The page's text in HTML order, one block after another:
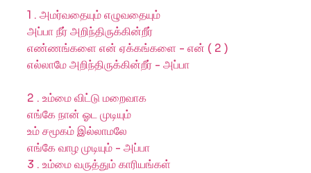
1 . அமர்வதையும் எழுவதையும்
அப்பா நீர் அறிந்திருக்கின்றீர்
எண்ணங்களை என் ஏக்கங்களை - என் ( 2 )
எல்லாமே அறிந்திருக்கின்றீர் - அப்பா
2 . உம்மை விட்டு மறைவாக
எங்கே நான் ஓட முடியும்
உம் சமூகம் இல்லாமலே
எங்கே வாழ முடியும் - அப்பா
3 . உம்மை வருத்தும் காரியங்கள்